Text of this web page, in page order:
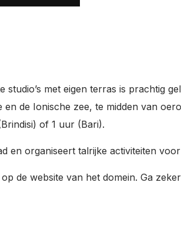
met eigen terras is prachtig
de Ionische zee, te midden van
of 1 uur (Bari).
en organiseert talrijke activiteiten
de website van het domein. Ga zeker